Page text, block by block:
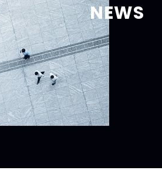
NEWS